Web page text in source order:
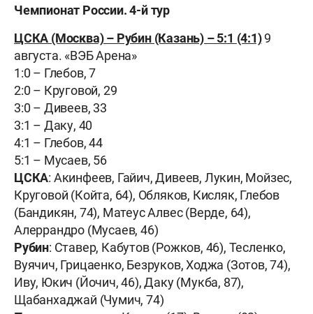
Чемпионат России. 4-й тур
ЦСКА (Москва) – Рубин (Казань) – 5:1 (4:1)9
августа. «ВЭБ Арена»
1:0 – Глебов, 7
2:0 – Круговой, 29
3:0 – Дивеев, 33
3:1 – Даку, 40
4:1 – Глебов, 44
5:1 – Мусаев, 56
ЦСКА: Акинфеев, Гайич, Дивеев, Лукин, Мойзес,
Круговой (Койта, 64), Обляков, Кисляк, Глебов
(Бандикян, 74), Матеус Алвес (Верде, 64),
Алеррандро (Мусаев, 46)
Рубин: Ставер, Кабутов (Рожков, 46), Тесленко,
Вуячич, Грицаенко, Безруков, Ходжа (Зотов, 74),
Иву, Юкич (Йочич, 46), Даку (Мукба, 87),
Щабанхаджай (Чумич, 74)